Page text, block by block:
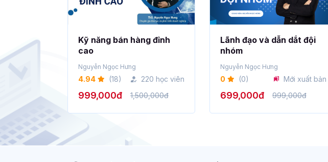
Kỹ năng bán hàng đỉnh
cao
Nguyễn Ngọc Hưng
4.94 (18) 220 học viên
999,000đ 1,500,000đ
Lãnh đạo và dẫn dắt đội
nhóm
Nguyễn Ngọc Hưng
0 (0) Mới xuất bản
699,000đ 999,000đ